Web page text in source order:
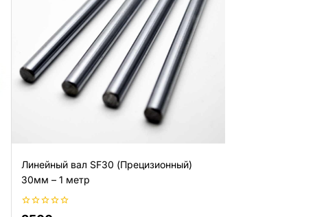
Линейный вал SF30 (Прецизионный)
30мм – 1 метр
0